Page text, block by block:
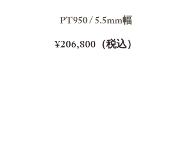
PT950 / 5.5mm幅
¥206,800（税込）